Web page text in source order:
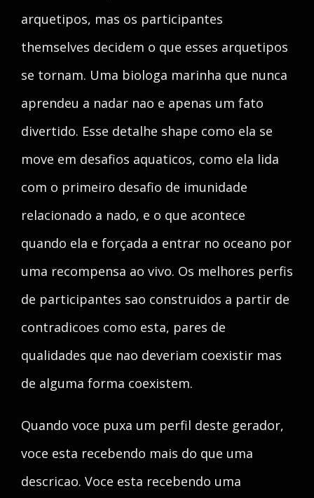
arquetipos, mas os participantes
themselves decidem o que esses arquetipos
se tornam. Uma biologa marinha que nunca
aprendeu a nadar nao e apenas um fato
divertido. Esse detalhe shape como ela se
move em desafios aquaticos, como ela lida
com o primeiro desafio de imunidade
relacionado a nado, e o que acontece
quando ela e forçada a entrar no oceano por
uma recompensa ao vivo. Os melhores perfis
de participantes sao construidos a partir de
contradicoes como esta, pares de
qualidades que nao deveriam coexistir mas
de alguma forma coexistem.
Quando voce puxa um perfil deste gerador,
voce esta recebendo mais do que uma
descricao. Voce esta recebendo uma